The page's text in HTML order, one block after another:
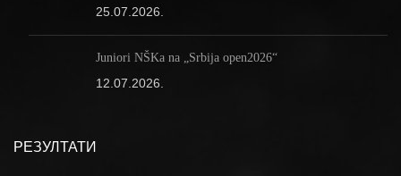
25.07.2026.
Juniori NŠKa na „Srbija open2026“
12.07.2026.
РЕЗУЛТАТИ